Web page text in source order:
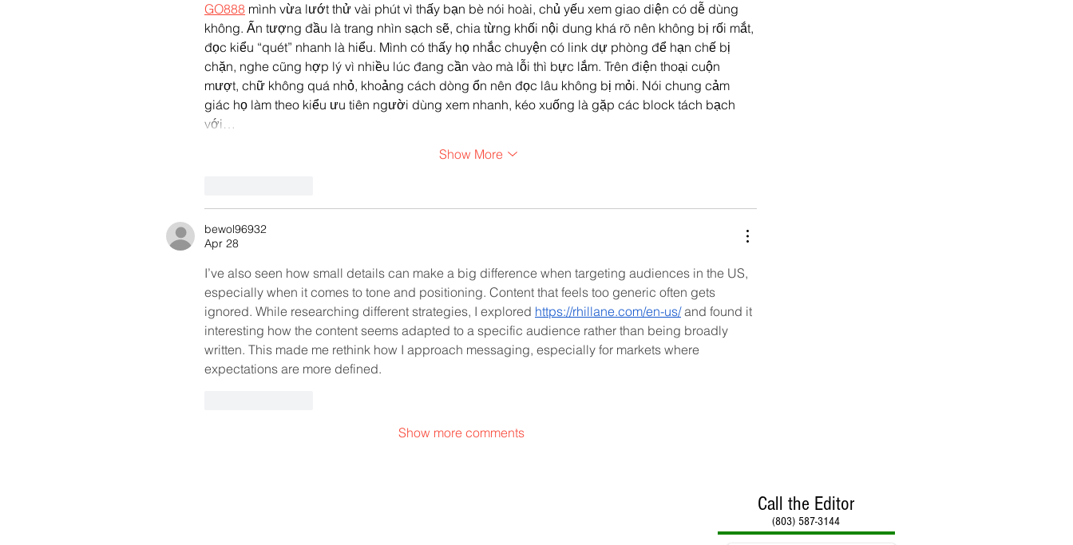
GO888 mình vừa lướt thử vài phút vì thấy bạn bè nói hoài, chủ yếu xem giao diện có dễ dùng
không. Ấn tượng đầu là trang nhìn sạch sẽ, chia từng khối nội dung khá rõ nên không bị rối mắt,
đọc kiểu “quét” nhanh là hiểu. Mình có thấy họ nhắc chuyện có link dự phòng để hạn chế bị
chặn, nghe cũng hợp lý vì nhiều lúc đang cần vào mà lỗi thì bực lắm. Trên điện thoại cuộn
mượt, chữ không quá nhỏ, khoảng cách dòng ổn nên đọc lâu không bị mỏi. Nói chung cảm
giác họ làm theo kiểu ưu tiên người dùng xem nhanh, kéo xuống là gặp các block tách bạch
với…
Show More
bewol96932
Apr 28
I’ve also seen how small details can make a big difference when targeting audiences in the US,
especially when it comes to tone and positioning. Content that feels too generic often gets
ignored. While researching different strategies, I explored https://rhillane.com/en-us/ and found it
interesting how the content seems adapted to a specific audience rather than being broadly
written. This made me rethink how I approach messaging, especially for markets where
expectations are more defined.
Show more comments
Call the Editor
(803) 587-3144